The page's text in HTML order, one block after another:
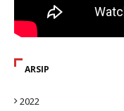
ARSIP
2022